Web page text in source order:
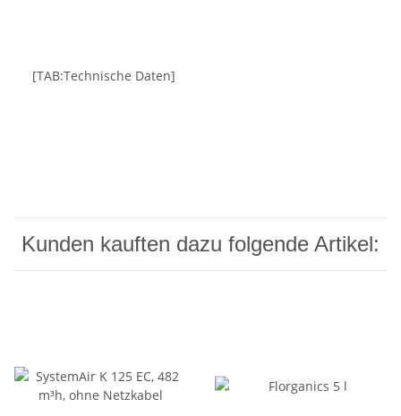
[TAB:Technische Daten]
Kunden kauften dazu folgende Artikel: